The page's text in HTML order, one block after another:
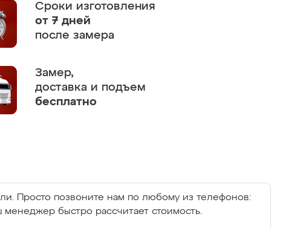
Сроки изготовления
от 7 дней
после замера
Замер,
доставка и подъем
бесплатно
Просто позвоните нам по любому из телефонов:
менеджер быстро рассчитает стоимость.